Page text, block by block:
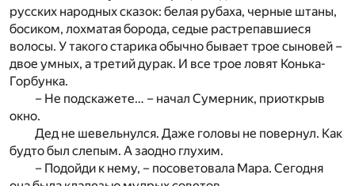
русских народных сказок: белая рубаха, черные штаны,
босиком, лохматая борода, седые растрепавшиеся
волосы. У такого старика обычно бывает трое сыновей –
двое умных, а третий дурак. И все трое ловят Конька-
Горбунка.
– Не подскажете… – начал Сумерник, приоткрыв
окно.
Дед не шевельнулся. Даже головы не повернул. Как
будто был слепым. А заодно глухим.
– Подойди к нему, – посоветовала Мара. Сегодня